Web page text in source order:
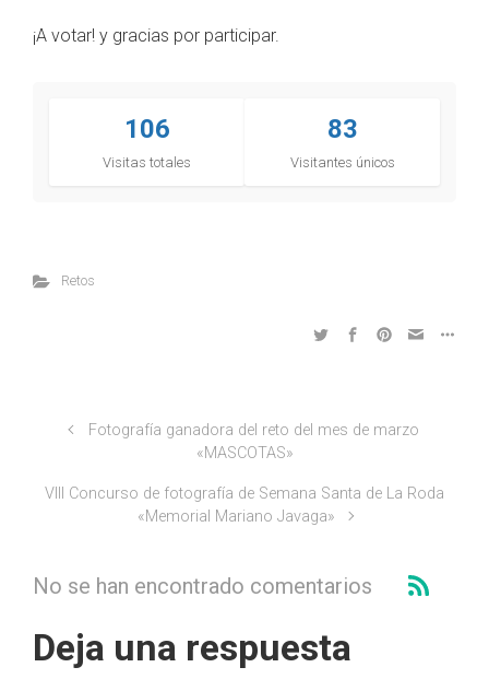
¡A votar! y gracias por participar.
106
Visitas totales
83
Visitantes únicos
Retos
Fotografía ganadora del reto del mes de marzo
«MASCOTAS»
VIII Concurso de fotografía de Semana Santa de La Roda
«Memorial Mariano Javaga»
No se han encontrado comentarios
Deja una respuesta